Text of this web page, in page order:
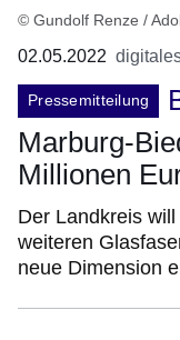
© Gundolf Renze /
02.05.2022
Pressemitteilung
Marburg-
Millionen
Der Landkreis
weiteren
neue Dimension